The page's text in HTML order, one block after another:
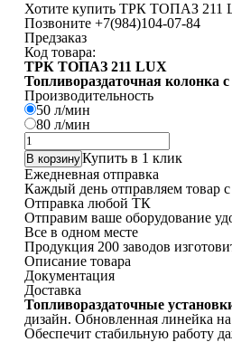
Хотите купить ТРК ТОПАЗ 211
Позвоните +7(984)104-07-84
Предзаказ
Код товара:
ТРК ТОПАЗ 211 LUX
Топливораздаточная колонка
Производительность
50 л/мин
80 л/мин
Количество
товара
ТРК
ТОПАЗ
211
LUX
В корзинуКупить в 1 клик
Ежедневная отправка
Каждый день отправляем товар
Отправка любой ТК
Отправим ваше оборудование
Все в одном месте
Продукция 200 заводов
Описание товара
Документация
Доставка
Топливораздаточные
дизайн. Обновленная линейка
Обеспечит стабильную работу